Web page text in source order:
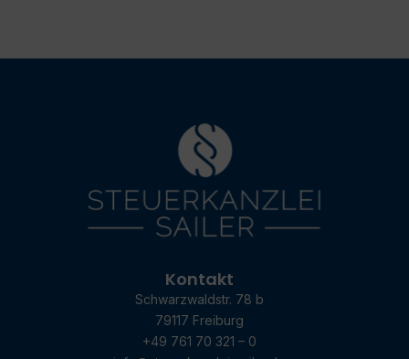
Kontakt
Schwarzwaldstr. 78 b
79117 Freiburg
+49 761 70 321 – 0